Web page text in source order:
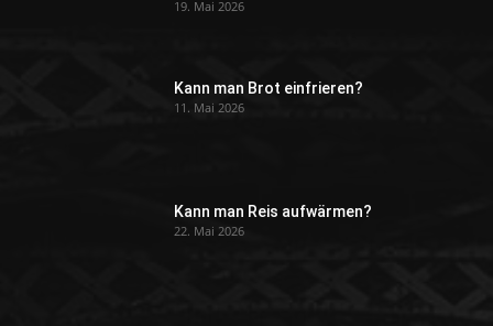
19. Mai 2026
Kann man Brot einfrieren?
11. Mai 2026
Kann man Reis aufwärmen?
22. Mai 2026